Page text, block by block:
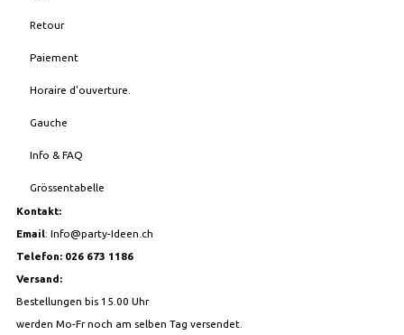
Retour
Paiement
Horaire d'ouverture.
Gauche
Info & FAQ
Grössentabelle
Kontakt:
Email: Info@party-Ideen.ch
Telefon: 026 673 1186
Versand:
Bestellungen bis 15.00 Uhr
werden Mo-Fr noch am selben Tag versendet.